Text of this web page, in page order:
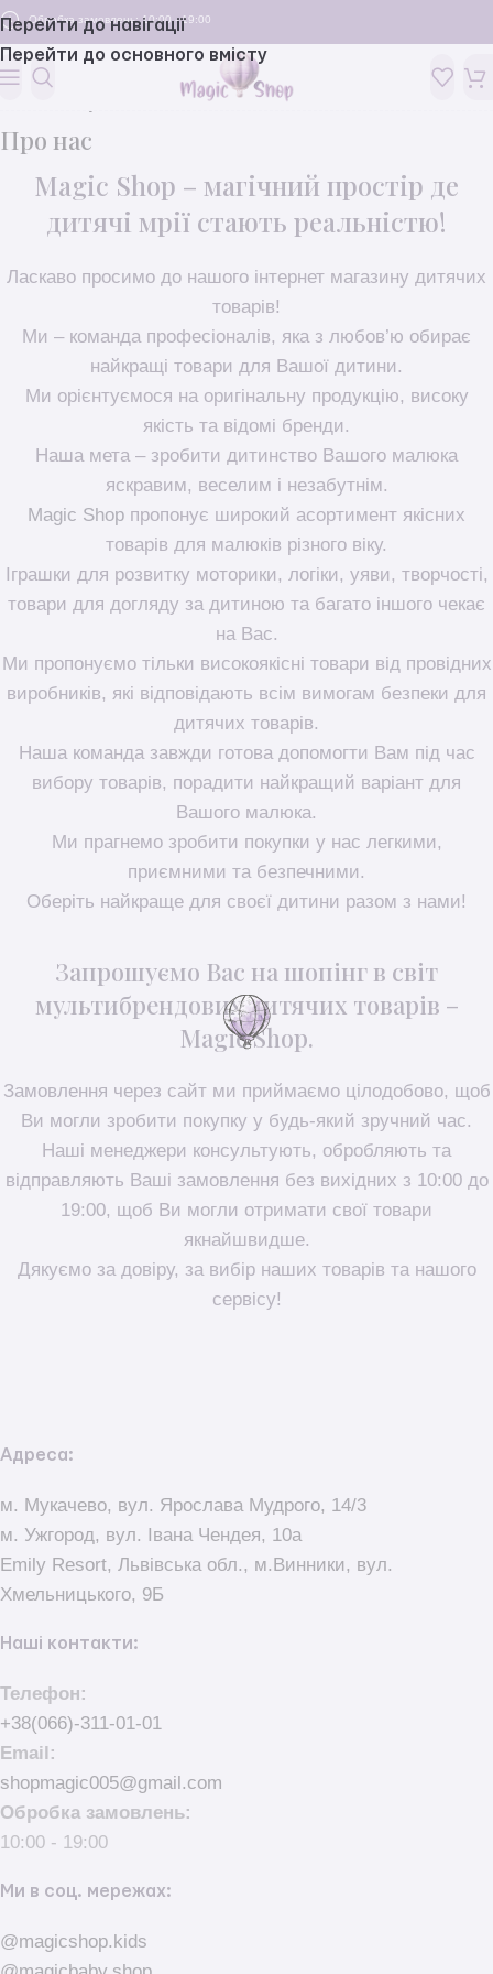
Перейти до навігації
Перейти до основного вмісту
Обробка замовлень: 10:00 - 19:00
Про нас
Magic Shop – магічний простір де
дитячі мрії стають реальністю!
Ласкаво просимо до нашого інтернет магазину дитячих
товарів!
Ми – команда професіоналів, яка з любов’ю обирає
найкращі товари для Вашої дитини.
Ми орієнтуємося на оригінальну продукцію, високу
якість та відомі бренди.
Наша мета – зробити дитинство Вашого малюка
яскравим, веселим і незабутнім.
Magic Shop пропонує широкий асортимент якісних
товарів для малюків різного віку.
Іграшки для розвитку моторики, логіки, уяви, творчості,
товари для догляду за дитиною та багато іншого чекає
на Вас.
Ми пропонуємо тільки високоякісні товари від провідних
виробників, які відповідають всім вимогам безпеки для
дитячих товарів.
Наша команда завжди готова допомогти Вам під час
вибору товарів, порадити найкращий варіант для
Вашого малюка.
Ми прагнемо зробити покупки у нас легкими,
приємними та безпечними.
Оберіть найкраще для своєї дитини разом з нами!
Запрошуємо Вас на шопінг в світ
мультибрендових дитячих товарів –
Magic Shop.
Замовлення через сайт ми приймаємо цілодобово, щоб
Ви могли зробити покупку у будь-який зручний час.
Наші менеджери консультують, обробляють та
відправляють Ваші замовлення без вихідних з 10:00 до
19:00, щоб Ви могли отримати свої товари
якнайшвидше.
Дякуємо за довіру, за вибір наших товарів та нашого
сервісу!
Адреса:
м. Мукачево, вул. Ярослава Мудрого, 14/3
м. Ужгород, вул. Івана Чендея, 10а
Emily Resort, Львівська обл., м.Винники, вул.
Хмельницького, 9Б
Наші контакти:
Телефон:
+38(066)-311-01-01
Email:
shopmagic005@gmail.com
Обробка замовлень:
10:00 - 19:00
Ми в соц. мережах:
@magicshop.kids